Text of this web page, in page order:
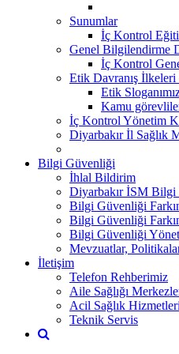
Sunumlar
İç Kontrol
Genel Bilgilendirme
İç Kontrol
Etik Davranış İlkeleri
Etik
Kamu
İç Kontrol Yönetim
Diyarbakır İl Sağlık
Bilgi Güvenliği
İhlal Bildirim
Diyarbakır İSM Bilgi
Bilgi Güvenliği
Bilgi Güvenliği
Bilgi Güvenliği
Mevzuatlar,
İletişim
Telefon Rehberimiz
Aile Sağlığı
Acil Sağlık
Teknik Servis